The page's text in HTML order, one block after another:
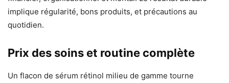
implique régularité, bons produits, et précautions au
quotidien.
Prix des soins et routine complète
Un flacon de sérum rétinol milieu de gamme tourne